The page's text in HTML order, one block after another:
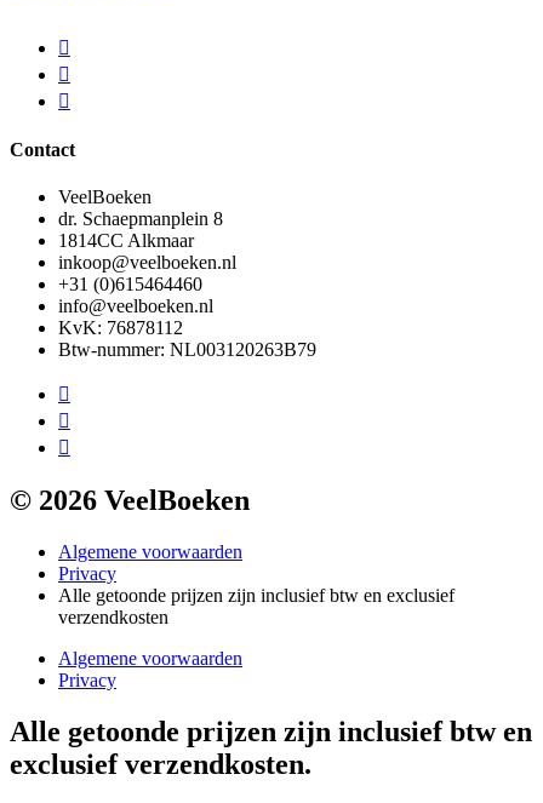
Contact
VeelBoeken
dr. Schaepmanplein 8
1814CC Alkmaar
inkoop@veelboeken.nl
+31 (0)615464460
info@veelboeken.nl
KvK: 76878112
Btw-nummer: NL003120263B79
© 2026 VeelBoeken
Algemene voorwaarden
Privacy
Alle getoonde prijzen zijn inclusief btw en exclusief
verzendkosten
Algemene voorwaarden
Privacy
Alle getoonde prijzen zijn inclusief btw en
exclusief verzendkosten.